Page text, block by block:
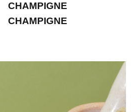
CHAMPIGNE
CHAMPIGNE